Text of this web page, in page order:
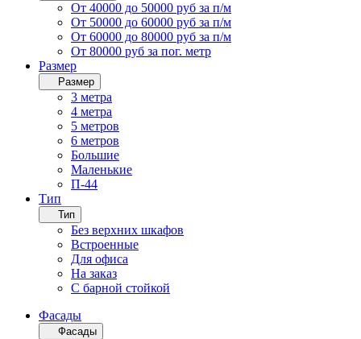
От 40000 до 50000 руб за п/м
От 50000 до 60000 руб за п/м
От 60000 до 80000 руб за п/м
От 80000 руб за пог. метр
Размер
Размер
3 метра
4 метра
5 метров
6 метров
Большие
Маленькие
П-44
Тип
Тип
Без верхних шкафов
Встроенные
Для офиса
На заказ
С барной стойкой
Фасады
Фасады